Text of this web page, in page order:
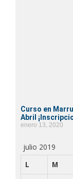
Curso en
Abril
enero 13, 2020
julio 2019
L
M